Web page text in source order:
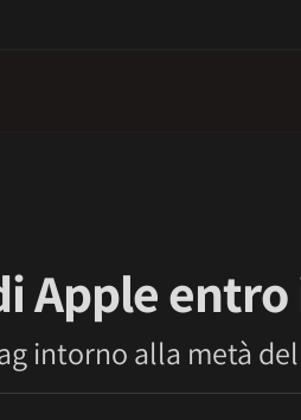
Apple entro
intorno alla metà